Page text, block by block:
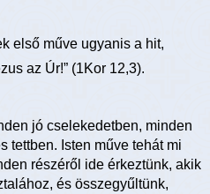
első műve ugyanis a hit,
az Úr!” (1Kor 12,3).
jó cselekedetben, minden
tettben. Isten műve tehát mi
részéről ide érkeztünk, akik
és összegyűltünk,